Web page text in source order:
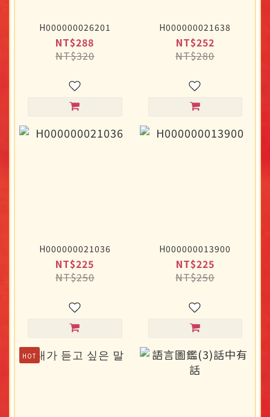
H000000026201
NT$288
NT$320
H000000021638
NT$252
NT$280
H000000021036
NT$225
NT$250
H000000013900
NT$225
NT$250
HOT